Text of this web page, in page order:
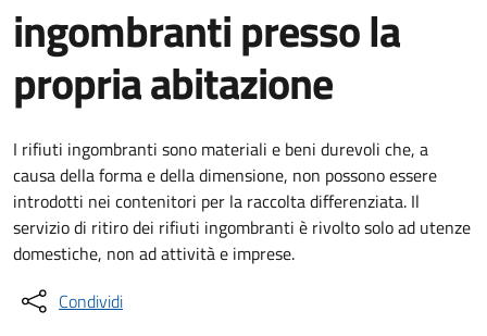
ingombranti presso la
propria abitazione
I rifiuti ingombranti sono materiali e beni durevoli che, a
causa della forma e della dimensione, non possono essere
introdotti nei contenitori per la raccolta differenziata. Il
servizio di ritiro dei rifiuti ingombranti è rivolto solo ad utenze
domestiche, non ad attività e imprese.
Condividi